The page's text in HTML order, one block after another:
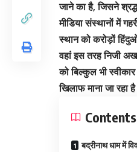
जाने का है, जिसने
मीडिया संस्थानों में
स्थान को करोड़ों
वहां इस तरह निजी
को बिल्कुल भी
खिलाफ माना जा रहा
Contents
बद्रीनाथ धाम में